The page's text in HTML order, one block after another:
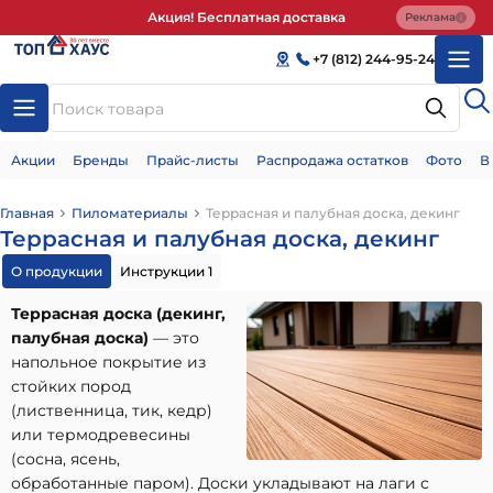
Акция! Бесплатная доставка Реклама
+7 (812) 244-95-24
Акции Бренды Прайс-листы Распродажа остатков Фото
Главная Пиломатериалы Террасная и палубная доска, декинг
Террасная и палубная доска, декинг
О продукции Инструкции 1
Террасная доска (декинг,
палубная доска) — это
напольное покрытие из
стойких пород
(лиственница, тик, кедр)
или термодревесины
(сосна, ясень,
обработанные паром). Доски укладывают на лаги с